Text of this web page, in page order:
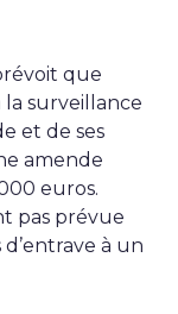
que
surveillance
et de ses
amende
euros.
pas prévue
à un